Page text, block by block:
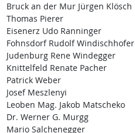
Bruck an der Mur Jürgen Klösch
Thomas Pierer
Eisenerz Udo Ranninger
Fohnsdorf Rudolf Windischhofer
Judenburg Rene Windegger
Knittelfeld Renate Pacher
Patrick Weber
Josef Meszlenyi
Leoben Mag. Jakob Matscheko
Dr. Werner G. Murgg
Mario Salchenegger